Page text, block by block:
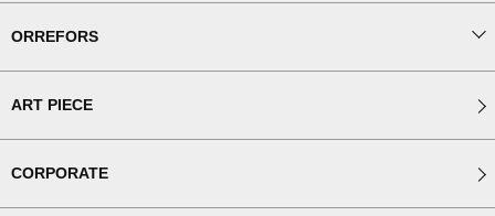
ORREFORS
ART PIECE
CORPORATE